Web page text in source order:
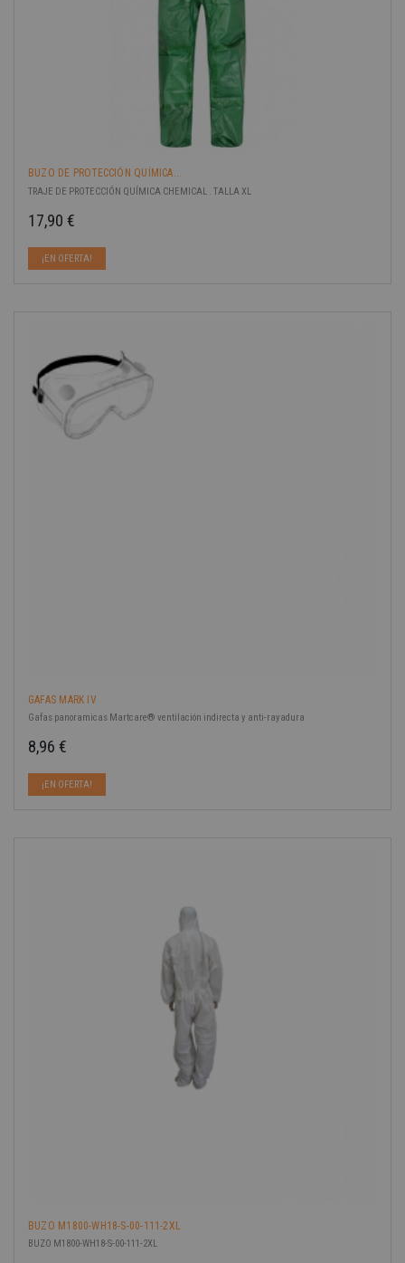
BUZO DE PROTECCIÓN QUÍMICA...
TRAJE DE PROTECCIÓN QUÍMICA CHEMICAL . TALLA XL
17,90 €
¡EN OFERTA!
GAFAS MARK IV
Gafas panoramicas Martcare® ventilación indirecta y anti-rayadura
8,96 €
¡EN OFERTA!
BUZO M1800-WH18-S-00-111-2XL
BUZO M1800-WH18-S-00-111-2XL